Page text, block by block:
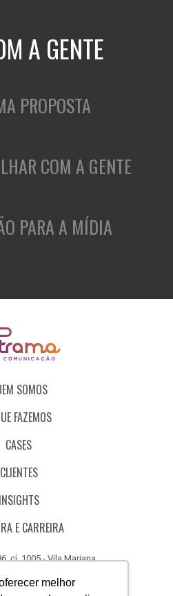
melhor
A GENTE
PROPOSTA
COM A GENTE
PARA A MÍDIA
SOMOS
FAZEMOS
CASES
CLIENTES
INSIGHTS
E CARREIRA
cj. 1005 - Vila Mariana